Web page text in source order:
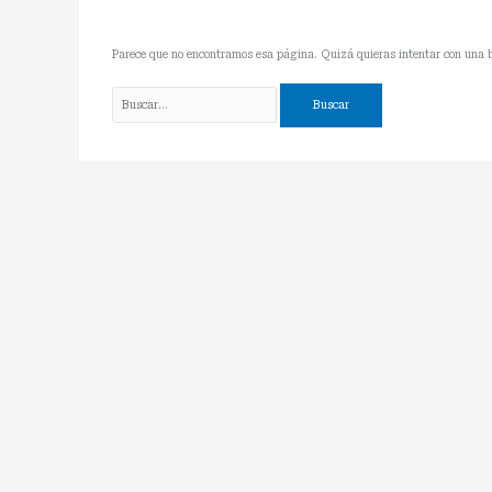
Parece que no encontramos esa página. Quizá quieras intentar con una